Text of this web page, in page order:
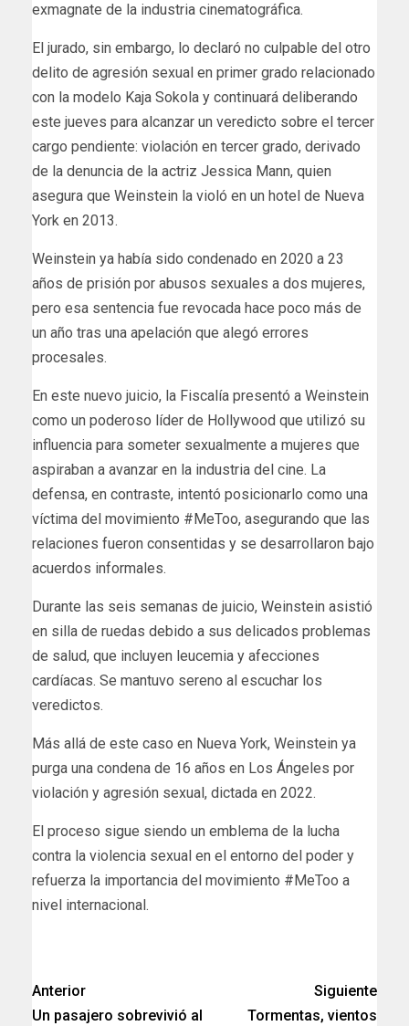
exmagnate de la industria cinematográfica.
El jurado, sin embargo, lo declaró no culpable del otro
delito de agresión sexual en primer grado relacionado
con la modelo Kaja Sokola y continuará deliberando
este jueves para alcanzar un veredicto sobre el tercer
cargo pendiente: violación en tercer grado, derivado
de la denuncia de la actriz Jessica Mann, quien
asegura que Weinstein la violó en un hotel de Nueva
York en 2013.
Weinstein ya había sido condenado en 2020 a 23
años de prisión por abusos sexuales a dos mujeres,
pero esa sentencia fue revocada hace poco más de
un año tras una apelación que alegó errores
procesales.
En este nuevo juicio, la Fiscalía presentó a Weinstein
como un poderoso líder de Hollywood que utilizó su
influencia para someter sexualmente a mujeres que
aspiraban a avanzar en la industria del cine. La
defensa, en contraste, intentó posicionarlo como una
víctima del movimiento #MeToo, asegurando que las
relaciones fueron consentidas y se desarrollaron bajo
acuerdos informales.
Durante las seis semanas de juicio, Weinstein asistió
en silla de ruedas debido a sus delicados problemas
de salud, que incluyen leucemia y afecciones
cardíacas. Se mantuvo sereno al escuchar los
veredictos.
Más allá de este caso en Nueva York, Weinstein ya
purga una condena de 16 años en Los Ángeles por
violación y agresión sexual, dictada en 2022.
El proceso sigue siendo un emblema de la lucha
contra la violencia sexual en el entorno del poder y
refuerza la importancia del movimiento #MeToo a
nivel internacional.
Anterior
Un pasajero sobrevivió al
Siguiente
Tormentas, vientos